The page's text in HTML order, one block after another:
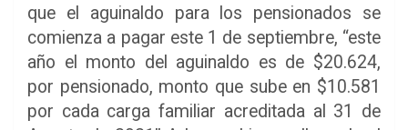
que el aguinaldo para los pensionados se
comienza a pagar este 1 de septiembre, “este
año el monto del aguinaldo es de $20.624,
por pensionado, monto que sube en $10.581
por cada carga familiar acreditada al 31 de